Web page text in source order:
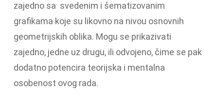
zajedno sa svedenim i šematizovanim
grafikama koje su likovno na nivou osnovnih
geometrijskih oblika. Mogu se prikazivati
zajedno, jedne uz drugu, ili odvojeno, čime se pak
dodatno potencira teorijska i mentalna
osobenost ovog rada.